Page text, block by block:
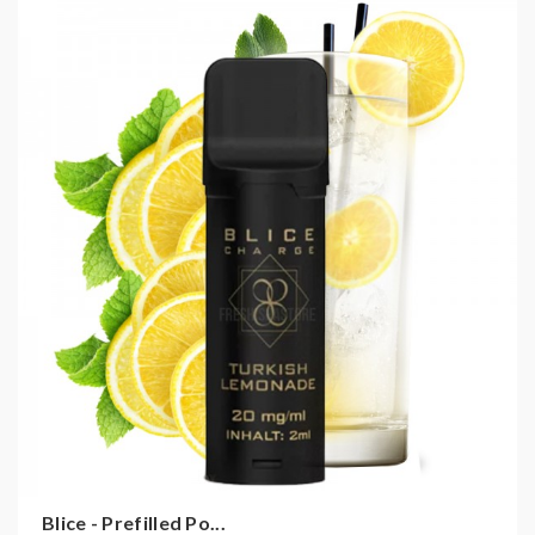
Die Elf Bar ELFA kann so länger verwendet werden,
ähnlich wie bei bereits bekannten POD Systemen von
Caliburn oder VOOPOO.
Das ELFA Gerät muss nach der Verwendung oder in
Ruhephasen aufgeladen werden. Dies ist via USB-C
Kabel möglich (USB-C Kabel ist nicht im Lieferumfang
enthalten).
Ein Prefilled Pod ist mit 2ml befüllt, welches in
Kombination für die gewohnten 600 Züge ausreicht.
Technische Daten:
E-Liquid Kapazität: 2ml
Nikotinstärke: 20mg/ml
Nikotin Dosis per Zug: 161 Mikrogramm
Blice - Prefilled Po...